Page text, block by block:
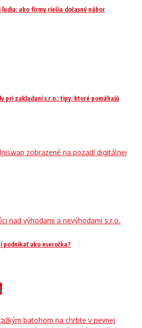
ako firmy riešia dočasný nábor
pri zakladaní s.r.o.: tipy, ktoré pomáhajú
podnikať ako eseročka?